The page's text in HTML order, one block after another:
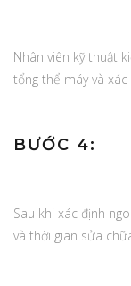
Nhân viên kỹ thuật
tổng thể máy và
BƯỚC 4:
Sau khi xác định
và thời gian sửa